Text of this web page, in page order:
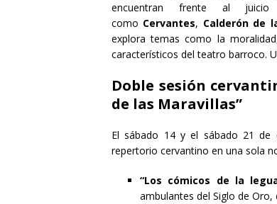
encuentran frente al
como Cervantes, Calderón de
explora temas como la
característicos del teatro barroco.
Doble sesión
de las Maravillas”
El sábado 14 y el sábado 21 de
repertorio cervantino en una sola
“Los cómicos de la
ambulantes del Siglo de